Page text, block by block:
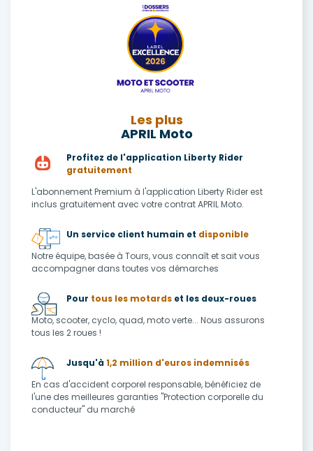
Les plus
APRIL Moto
Profitez de l'application Liberty Rider
gratuitement
L'abonnement Premium à l'application Liberty Rider est
inclus gratuitement avec votre contrat APRIL Moto.
Un service client humain et disponible
Notre équipe, basée à Tours, vous connaît et sait vous
accompagner dans toutes vos démarches
Pour tous les motards et les deux-roues
Moto, scooter, cyclo, quad, moto verte... Nous assurons
tous les 2 roues !
Jusqu'à1,2 million d'euros indemnisés
En cas d'accident corporel responsable, bénéficiez de
l'une des meilleures garanties "Protection corporelle du
conducteur" du marché